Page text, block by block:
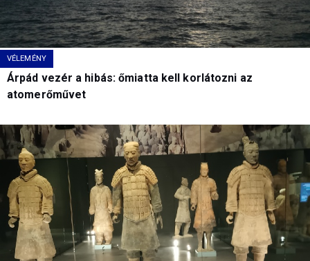
VÉLEMÉNY
Árpád vezér a hibás: őmiatta kell korlátozni az
atomerőművet